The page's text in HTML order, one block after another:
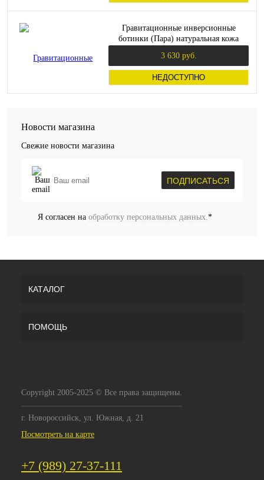
Гравитационные инверсионные
ботинки (Пара) натуральная кожа
3 630 руб.
НЕДОСТУПНО
Новости магазина
Свежие новости магазина
ПОДПИСАТЬСЯ
Я согласен на обработку персональных данных. *
КАТАЛОГ
ПОМОЩЬ
Copyright 2005-2025 © Все права защищены.
г. Новороссийск, ул. Южная, д. 21
Посмотреть на карте
+7 (989) 27-37-111